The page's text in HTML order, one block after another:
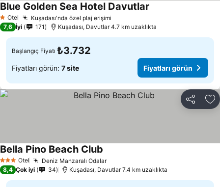
1 Yıldız
Otel Kuşadası'nda özel plaj erişimi
Blue Golden Sea Hotel Davutlar
7,6 İyi 171 Kuşadası, Davutlar 4.7 km uzaklıkta
Başlangıç Fiyatı ₺3.732
Fiyatları görün: 7 site Fiyatları görün
Paylaş
3 YıldızOtel Deniz Manzaralı Odalar
Bella Pino Beach Club
8,4 Çok iyi 34 Kuşadası, Davutlar 7.4 km uzaklıkta